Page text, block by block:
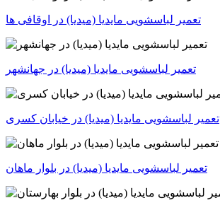
تعمیر لباسشویی مایدیا (میدیا) در اوقافی ها
تعمیر لباسشویی مایدیا (میدیا) در جهانشهر
تعمیر لباسشویی مایدیا (میدیا) در خیابان کسری
تعمیر لباسشویی مایدیا (میدیا) در بلوار ماهان